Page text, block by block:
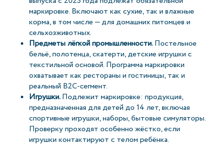
маркировке. Включают как сухие, так и влажные
корма, в том числе — для домашних питомцев и
сельхозживотных.
Предметы лёгкой промышленности.Постельное
бельё, полотенца, скатерти, детские игрушки с
текстильной основой. Программа маркировки
охватывает как рестораны и гостиницы, так и
реальный B2C-сегмент.
Игрушки.Подлежит маркировке: продукция,
предназначенная для детей до 14 лет, включая
спортивные игрушки, наборы, бытовые симуляторы.
Проверку проходят особенно жёстко, если
игрушки контактируют с телом ребёнка.